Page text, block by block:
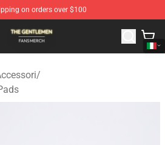
on orders over $100
- Official The Gentlemen
/